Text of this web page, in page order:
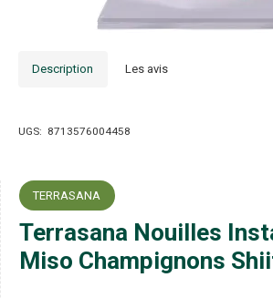
Description Les avis
UGS: 8713576004458
TERRASANA
Terrasana Nouilles
Miso Champignons